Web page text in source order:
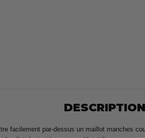
facilement par-dessus un maillot manches